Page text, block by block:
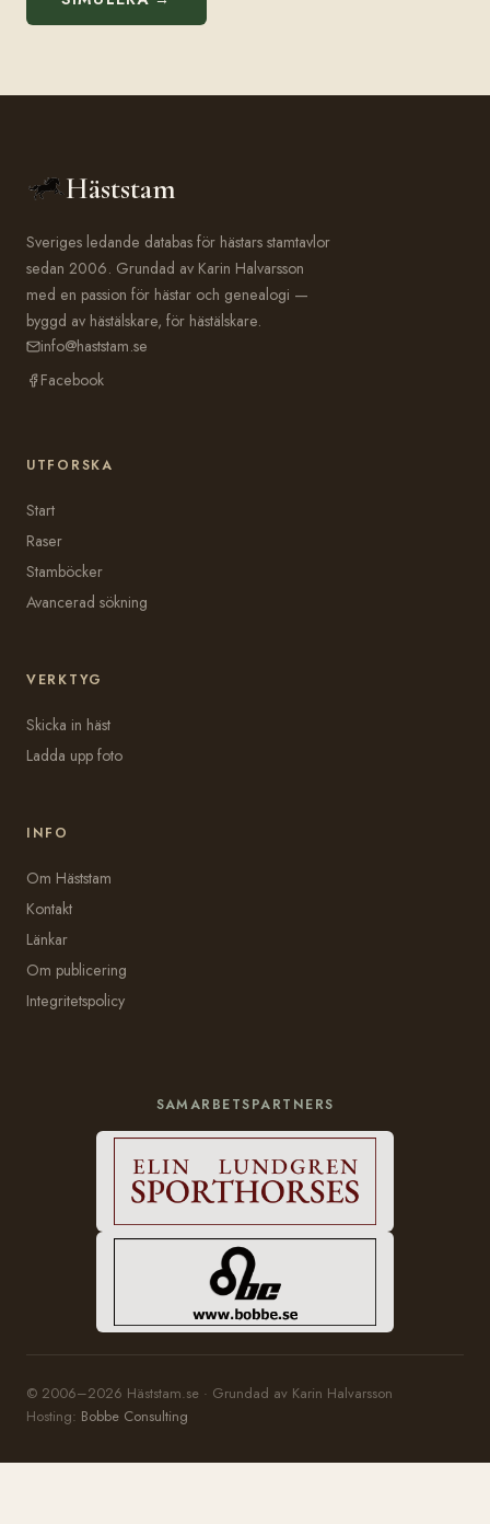
Häststam
Sveriges ledande databas för hästars stamtavlor
sedan 2006. Grundad av Karin Halvarsson
med en passion för hästar och genealogi —
byggd av hästälskare, för hästälskare.
info@haststam.se
Facebook
UTFORSKA
Start
Raser
Stamböcker
Avancerad sökning
VERKTYG
Skicka in häst
Ladda upp foto
INFO
Om Häststam
Kontakt
Länkar
Om publicering
Integritetspolicy
SAMARBETSPARTNERS
© 2006–2026 Häststam.se · Grundad av Karin Halvarsson
Hosting: Bobbe Consulting